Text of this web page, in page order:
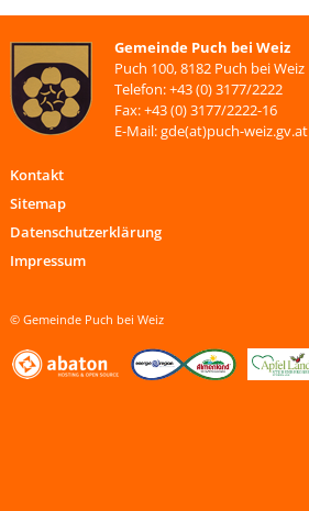
Gemeinde Puch bei Weiz
Puch 100, 8182 Puch bei Weiz
Telefon: +43 (0) 3177/2222
Fax: +43 (0) 3177/2222-16
E-Mail: gde(at)puch-weiz.gv.at
Kontakt
Sitemap
Datenschutzerklärung
Impressum
© Gemeinde Puch bei Weiz